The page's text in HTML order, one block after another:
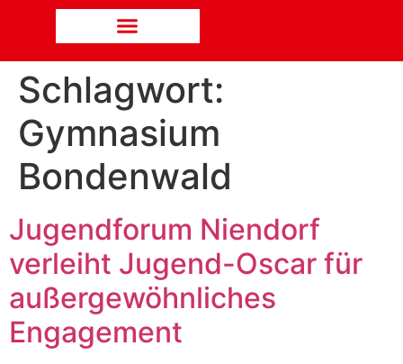
Schlagwort:
Gymnasium
Bondenwald
Jugendforum Niendorf
verleiht Jugend-Oscar für
außergewöhnliches
Engagement